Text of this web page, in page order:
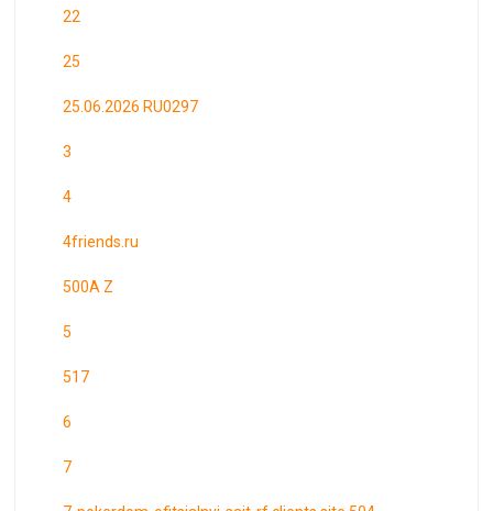
22
25
25.06.2026 RU0297
3
4
4friends.ru
500A Z
5
517
6
7